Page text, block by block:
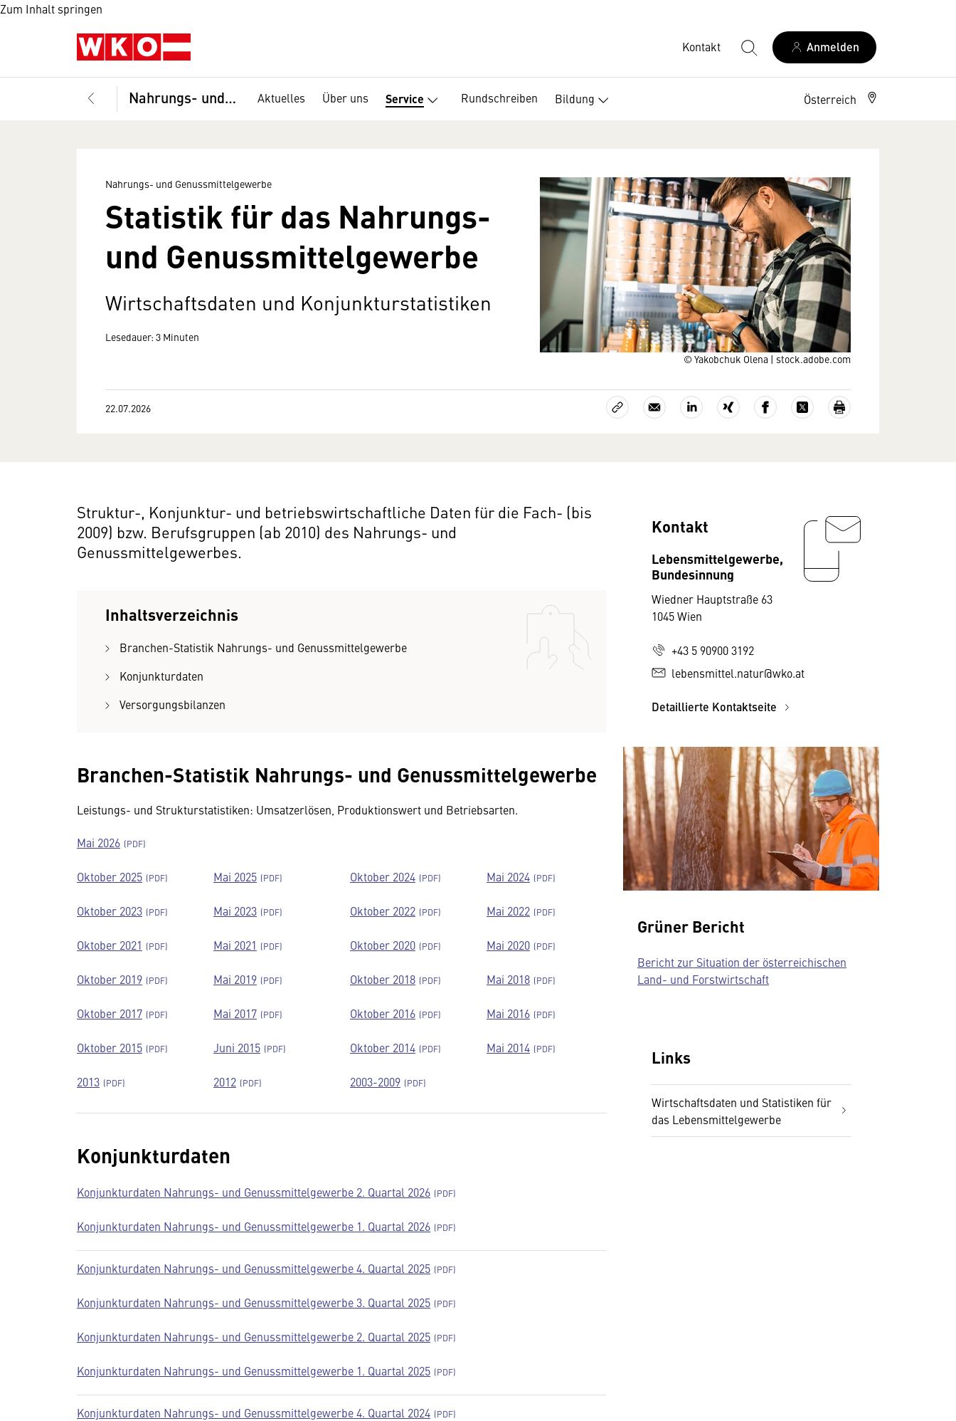
Zum Inhalt springen
Kontakt Anmelden
Nahrungs- und Genussmittelgewerbe Aktuelles Über uns Service Rundschreiben Bildung Österreich
© Yakobchuk Olena | stock.adobe.com
Nahrungs- und Genussmittelgewerbe
Statistik für das Nahrungs-
und Genussmittelgewerbe
Wirtschaftsdaten und Konjunkturstatistiken
Lesedauer: 3 Minuten
22.07.2026
Struktur-, Konjunktur- und betriebswirtschaftliche Daten für die Fach- (bis
2009) bzw. Berufsgruppen (ab 2010) des Nahrungs- und
Genussmittelgewerbes.
Inhaltsverzeichnis
Branchen-Statistik Nahrungs- und Genussmittelgewerbe
Konjunkturdaten
Versorgungsbilanzen
Branchen-Statistik Nahrungs- und Genussmittelgewerbe
Leistungs- und Strukturstatistiken: Umsatzerlösen, Produktionswert und Betriebsarten.
Mai 2026
Oktober 2025 Mai 2025 Oktober 2024 Mai 2024
Oktober 2023 Mai 2023 Oktober 2022 Mai 2022
Oktober 2021 Mai 2021 Oktober 2020 Mai 2020
Oktober 2019 Mai 2019 Oktober 2018 Mai 2018
Oktober 2017 Mai 2017 Oktober 2016 Mai 2016
Oktober 2015 Juni 2015 Oktober 2014 Mai 2014
2013 2012 2003-2009
Konjunkturdaten
Konjunkturdaten Nahrungs- und Genussmittelgewerbe 2. Quartal 2026
Konjunkturdaten Nahrungs- und Genussmittelgewerbe 1. Quartal 2026
Konjunkturdaten Nahrungs- und Genussmittelgewerbe 4. Quartal 2025
Konjunkturdaten Nahrungs- und Genussmittelgewerbe 3. Quartal 2025
Konjunkturdaten Nahrungs- und Genussmittelgewerbe 2. Quartal 2025
Konjunkturdaten Nahrungs- und Genussmittelgewerbe 1. Quartal 2025
Konjunkturdaten Nahrungs- und Genussmittelgewerbe 4. Quartal 2024
Kontakt
Lebensmittelgewerbe,
Bundesinnung
Wiedner Hauptstraße 63
1045 Wien
+43 5 90900 3192
lebensmittel.natur@wko.at
Detaillierte Kontaktseite
Grüner Bericht
Bericht zur Situation der österreichischen
Land- und Forstwirtschaft
Links
Wirtschaftsdaten und Statistiken für
das Lebensmittelgewerbe